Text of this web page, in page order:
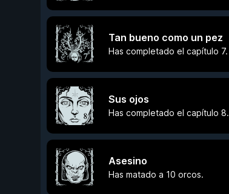
Tan bueno como un pez
Has completado el capítulo 7.
Sus ojos
Has completado el capítulo 8.
Asesino
Has matado a 10 orcos.